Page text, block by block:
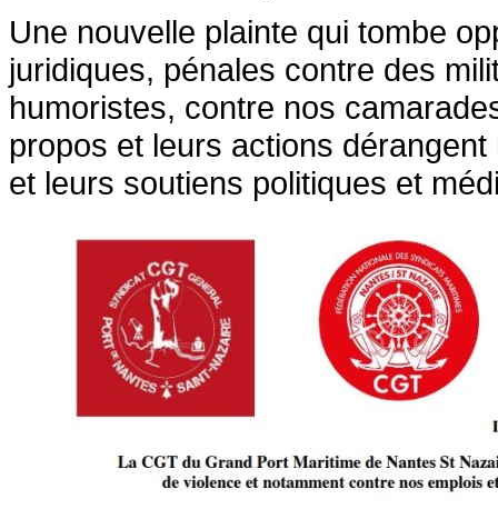
Une nouvelle plainte qui tombe
juridiques, pénales contre des
humoristes, contre nos
propos et leurs actions
et leurs soutiens politiques et